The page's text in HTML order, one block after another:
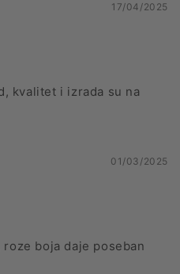
17/04/2025
kvalitet i izrada su na
01/03/2025
boja daje poseban